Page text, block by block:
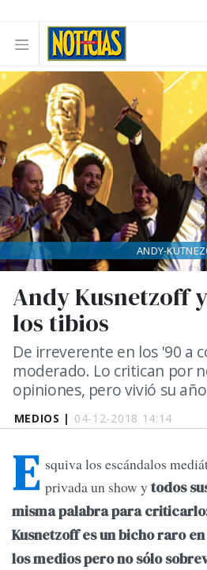
MEDIOS | 04-12-2018 14:14
Andy Kusnetzoff
los tibios
De irreverente en los '90 a
moderado. Lo critican por
opiniones, pero vivió su
ANDY-
E squiva los escándalos
privada un show y todos
misma palabra para
Kusnetzoff es un bicho raro
los medios pero no sólo